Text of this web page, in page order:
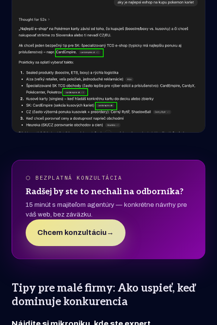
⬡ BEZPLATNÁ KONZULTÁCIA
Radšej by ste to nechali na odborníka?
15 minút s majiteľom agentúry — konkrétne návrhy pre
váš web, bez záväzku.
Chcem konzultáciu→
Tipy pre malé firmy: Ako uspieť, keď
dominuje konkurencia